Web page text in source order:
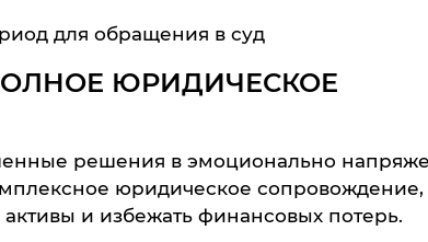
для обращения в суд
ЮРИДИЧЕСКОЕ
решения в эмоционально
юридическое сопровождение,
и избежать финансовых потерь.